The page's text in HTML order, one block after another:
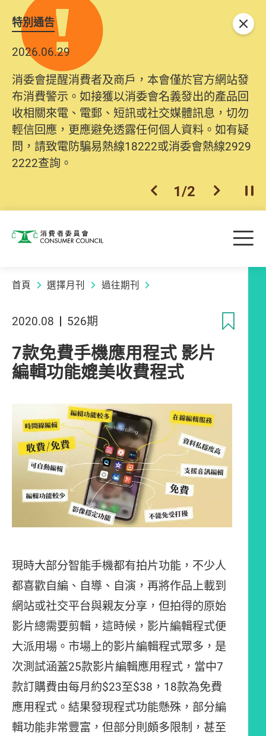
特別通告
2026.06.29
消委會提醒消費者及商戶，本會僅於官方網站發
布消費警示。如接獲以消委會名義發出的產品回
收相關來電、電郵、短訊或社交媒體訊息，切勿
輕信回應，更應避免透露任何個人資料。如有疑
問，請致電防騙易熱線18222或消委會熱線2929
2222查詢。
上一個
1/2 下一個開
關閉
消費者委員會 目
首頁 選擇月刊 過往期刊
2020.08 526期
7款免費手機應用程式 影片
編輯功能媲美收費程式
現時大部分智能手機都有拍片功能，不少人
都喜歡自編、自導、自演，再將作品上載到
網站或社交平台與親友分享，但拍得的原始
影片總需要剪輯，這時候，影片編輯程式便
大派用場。市場上的影片編輯程式眾多，是
次測試涵蓋25款影片編輯應用程式，當中7
款訂購費由每月約$23至$38，18款為免費
應用程式。結果發現程式功能懸殊，部分編
輯功能非常豐富，但部分則頗多限制，甚至